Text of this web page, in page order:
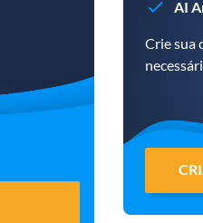
AI
Crie sua